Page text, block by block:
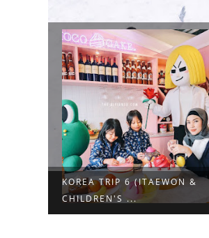
KOREA TRIP 6 (ITAEWON &
CHILDREN'S ...